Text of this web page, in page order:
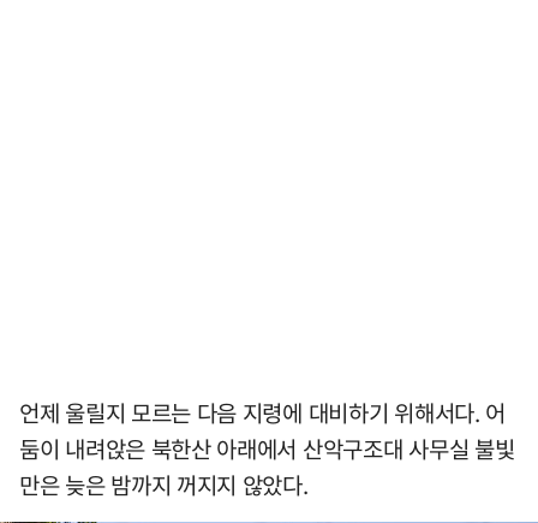
언제 울릴지 모르는 다음 지령에 대비하기 위해서다. 어
둠이 내려앉은 북한산 아래에서 산악구조대 사무실 불빛
만은 늦은 밤까지 꺼지지 않았다.